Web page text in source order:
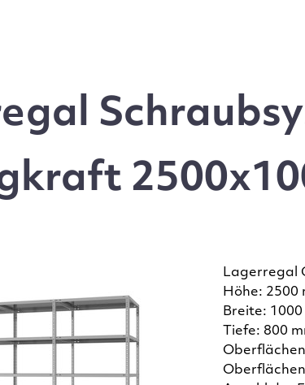
Lagerregal
Höhe: 2500
Breite: 1000
Tiefe: 800